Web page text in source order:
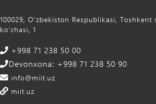
100029, Oʻzbekiston Respublikasi,
ko‘chasi, 1
+998 71 238 50 00
Devonxona: +998 71 238 50 90
info@miit.uz
miit.uz